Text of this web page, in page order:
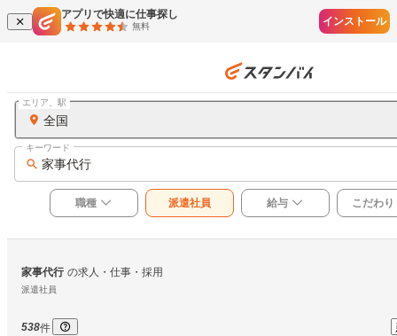
アプリで快適に仕事探し
無料 インストール
全国
エリア、駅
家事代行
キーワード
職種 派遣社員 給与 こだわり
家事代行 の求人・仕事・採用
派遣社員
538件